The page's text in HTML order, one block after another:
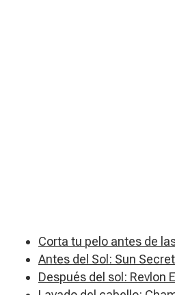
Corta tu pelo antes de
Antes del Sol: Sun
Después del sol: Revlon